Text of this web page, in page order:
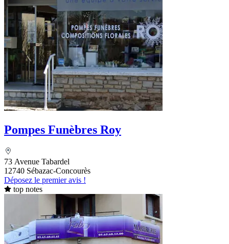
Pompes Funèbres Roy
73 Avenue Tabardel
12740 Sébazac-Concourès
Déposez le premier avis !
top notes